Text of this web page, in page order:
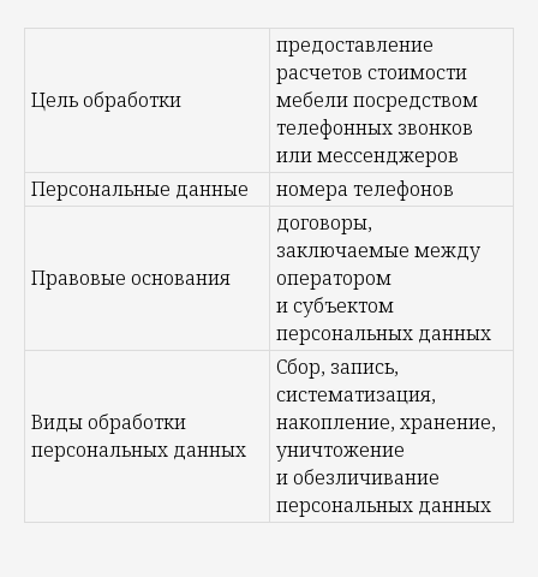
Цель обработки
предоставление
расчетов стоимости
мебели посредством
телефонных звонков
или мессенджеров
Персональные данные
номера телефонов
Правовые основания
договоры,
заключаемые между
оператором
и субъектом
персональных данных
Виды обработки
персональных данных
Сбор, запись,
систематизация,
накопление, хранение,
уничтожение
и обезличивание
персональных данных